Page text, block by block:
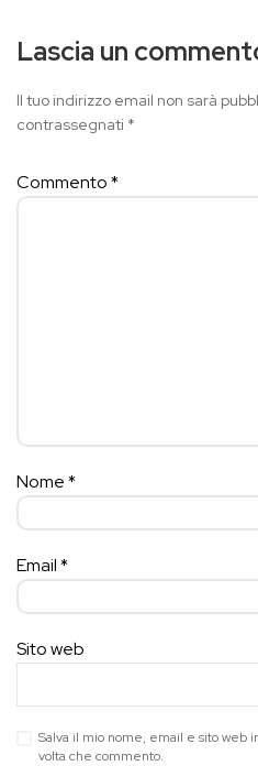
Lascia un
Il tuo indirizzo email non sarà
contrassegnati *
Commento*
Nome*
Email*
Sito web
Salva il mio nome, email e sito web
volta che commento.